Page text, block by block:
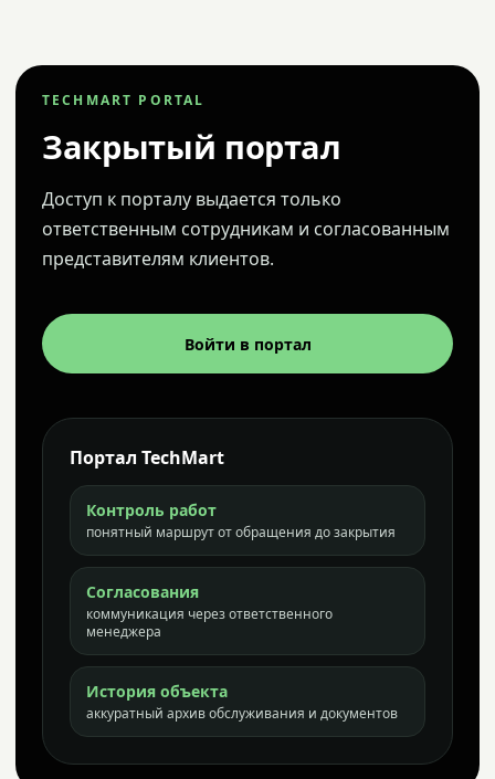
TECHMART PORTAL
Закрытый портал
Доступ к порталу выдается только
ответственным сотрудникам и согласованным
представителям клиентов.
Войти в портал
Портал TechMart
Контроль работ
понятный маршрут от обращения до закрытия
Согласования
коммуникация через ответственного
менеджера
История объекта
аккуратный архив обслуживания и документов